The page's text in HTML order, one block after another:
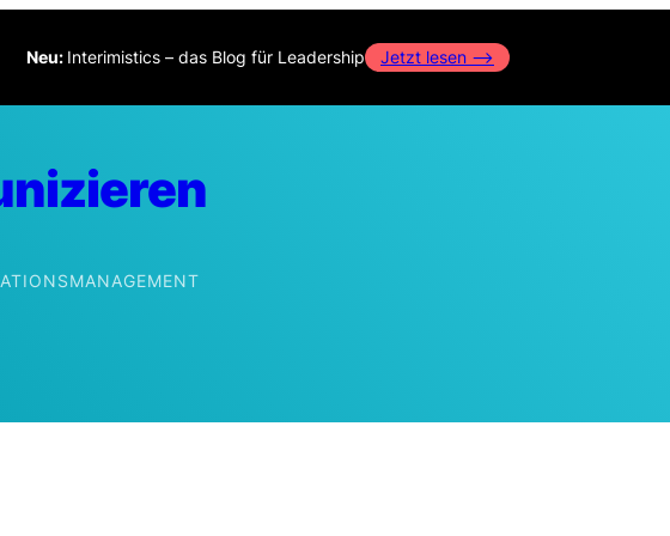
Neu: Interimistics – das Blog für Leadership Jetzt lesen –>